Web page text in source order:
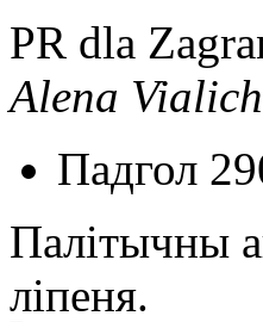
PR dla
Alena
Падгол
Палітычны
ліпеня.